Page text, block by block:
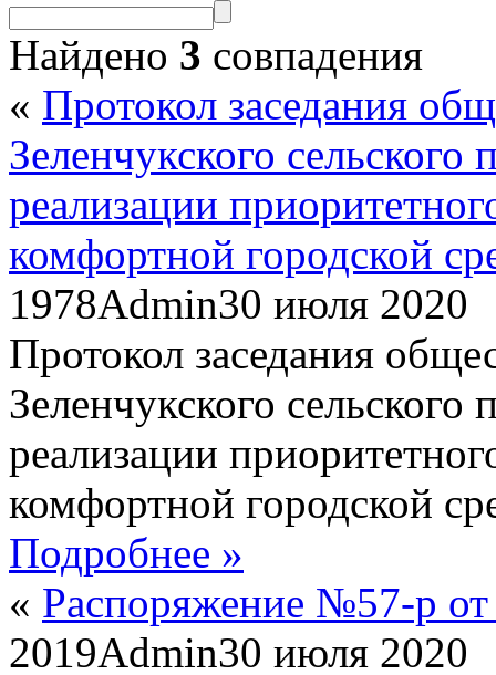
Найдено 3 совпадения
« Протокол заседания
Зеленчукского
реализации
комфортной городской
1978Admin30 июля 2020
Протокол заседания
Зеленчукского
реализации
комфортной городской
Подробнее »
« Распоряжение №57-р
2019Admin30 июля 2020